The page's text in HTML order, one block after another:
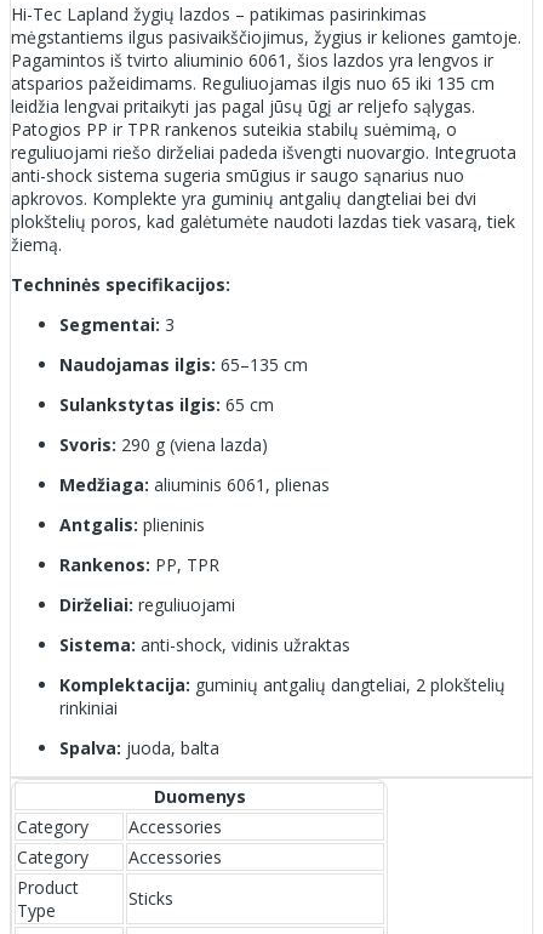
Hi-Tec Lapland žygių lazdos – patikimas pasirinkimas
mėgstantiems ilgus pasivaikščiojimus, žygius ir keliones gamtoje.
Pagamintos iš tvirto aliuminio 6061, šios lazdos yra lengvos ir
atsparios pažeidimams. Reguliuojamas ilgis nuo 65 iki 135 cm
leidžia lengvai pritaikyti jas pagal jūsų ūgį ar reljefo sąlygas.
Patogios PP ir TPR rankenos suteikia stabilų suėmimą, o
reguliuojami riešo dirželiai padeda išvengti nuovargio. Integruota
anti-shock sistema sugeria smūgius ir saugo sąnarius nuo
apkrovos. Komplekte yra guminių antgalių dangteliai bei dvi
plokštelių poros, kad galėtumėte naudoti lazdas tiek vasarą, tiek
žiemą.
Techninės specifikacijos:
Segmentai: 3
Naudojamas ilgis: 65–135 cm
Sulankstytas ilgis: 65 cm
Svoris: 290 g (viena lazda)
Medžiaga: aliuminis 6061, plienas
Antgalis: plieninis
Rankenos: PP, TPR
Dirželiai: reguliuojami
Sistema: anti-shock, vidinis užraktas
Komplektacija: guminių antgalių dangteliai, 2 plokštelių
rinkiniai
Spalva: juoda, balta
Duomenys
Category
Accessories
Category
Accessories
Product
Type
Sticks